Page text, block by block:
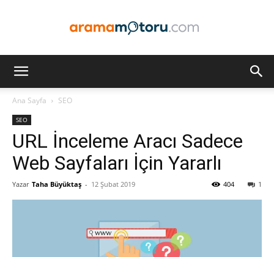
ve
Ana Sayfa SEO
SEO
URL İnceleme Aracı Sadece
Web Sayfaları İçin Yararlı
Yazar Taha Büyüktaş - 12 Şubat 2019 1
404